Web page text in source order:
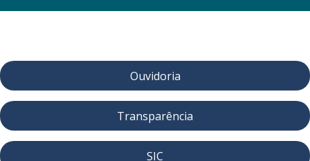
Ouvidoria
Transparência
SIC